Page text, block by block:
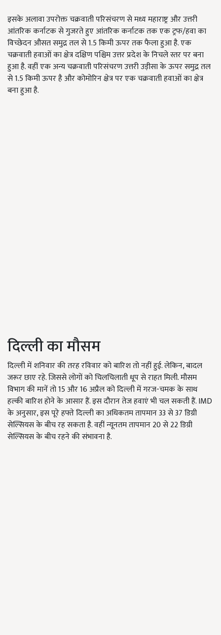
इसके अलावा उपरोक्त चक्रवाती परिसंचरण से मध्य महाराष्ट्र और उत्तरी
आंतरिक कर्नाटक से गुजरते हुए आंतरिक कर्नाटक तक एक ट्रफ/हवा का
विच्छेदन औसत समुद्र तल से 1.5 किमी ऊपर तक फैला हुआ है. एक
चक्रवाती हवाओं का क्षेत्र दक्षिण पश्चिम उत्तर प्रदेश के निचले स्तर पर बना
हुआ है. वहीं एक अन्य चक्रवाती परिसंचरण उत्तरी उड़ीसा के ऊपर समुद्र तल
से 1.5 किमी ऊपर है और कोमोरिन क्षेत्र पर एक चक्रवाती हवाओं का क्षेत्र
बना हुआ है.
दिल्ली का मौसम
दिल्ली में शनिवार की तरह रविवार को बारिश तो नहीं हुई. लेकिन, बादल
जरूर छाए रहे. जिससे लोगों को चिलचिलाती धूप से राहत मिली. मौसम
विभाग की मानें तो 15 और 16 अप्रैल को दिल्ली में गरज-चमक के साथ
हल्की बारिश होने के आसार हैं. इस दौरान तेज हवाएं भी चल सकती हैं. IMD
के अनुसार, इस पूरे हफ्ते दिल्ली का अधिकतम तापमान 33 से 37 डिग्री
सेल्सियस के बीच रह सकता है. वहीं न्यूनतम तापमान 20 से 22 डिग्री
सेल्सियस के बीच रहने की संभावना है.